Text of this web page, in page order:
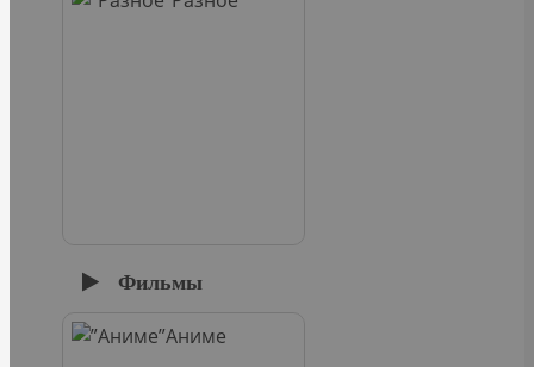
Фильмы
Аниме